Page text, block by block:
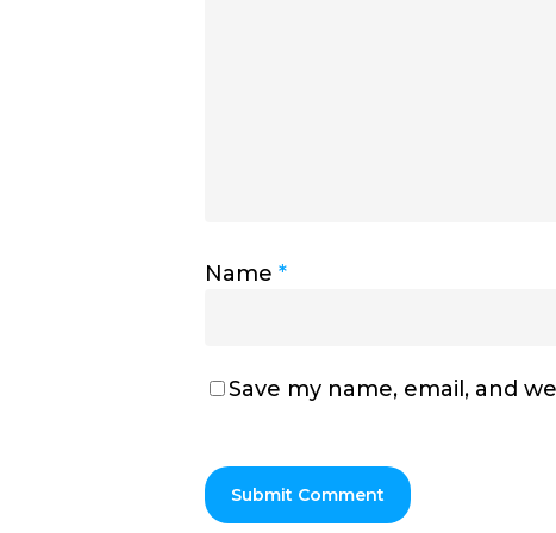
Name *
Save my name, email, and